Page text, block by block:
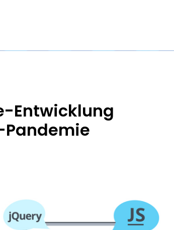
Entwicklung
Pandemie